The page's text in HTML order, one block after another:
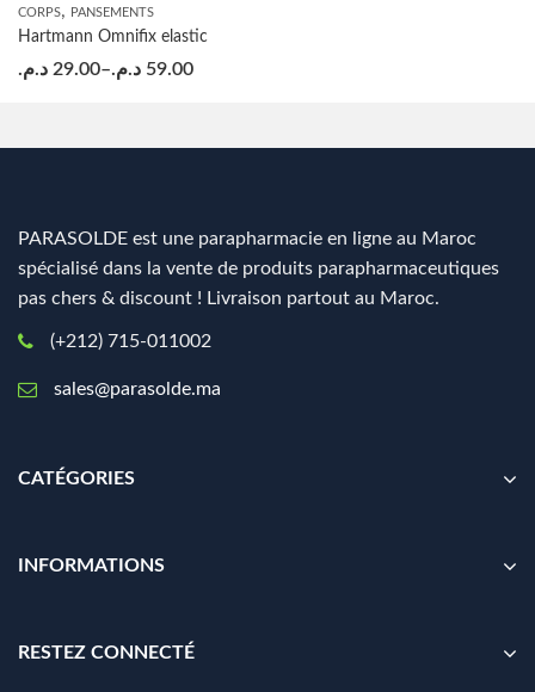
CORPS, PANSEMENTS
Hartmann Omnifix elastic
29.00 د.م. – 59.00 د.م.
PARASOLDE est une parapharmacie en ligne au Maroc
spécialisé dans la vente de produits parapharmaceutiques
pas chers & discount ! Livraison partout au Maroc.
(+212) 715-011002
sales@parasolde.ma
CATÉGORIES
INFORMATIONS
RESTEZ CONNECTÉ